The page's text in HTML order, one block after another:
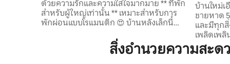
ด้วยความรักและความใส่ใจมากมาย ** ที่พัก
สำหรับผู้ใหญ่เท่านั้น ** เหมาะสำหรับการ
พักผ่อนแบบโรแมนติก 😍 บ้านหลังเล็กนี้
ความสงบของธรรมชาติและความสะดวก
บ้านใหม่เ
ชายหาด
และมีทุก
เพลิดเพ
ในตัว) ห้
นั่งเล่น-ห้
สิ่งอำนวยความสะด